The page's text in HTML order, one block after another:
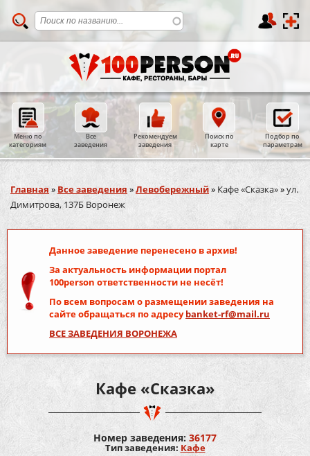
Меню по
категориям
Все
заведения
Рекомендуем
заведения
Поиск по
карте
Подбор по
параметрам
Вы здесь
Главная » Все заведения »Левобережный» Кафе «Сказка»»ул.
Димитрова, 137Б Воронеж
Данное заведение перенесено в архив!
За актуальность информации портал
100person ответственности не несёт!
По всем вопросам о размещении заведения на
сайте обращаться по адресуbanket-rf@mail.ru
ВСЕ ЗАВЕДЕНИЯ ВОРОНЕЖА
Кафе «Сказка»
Номер заведения: 36177
Тип заведения: Кафе